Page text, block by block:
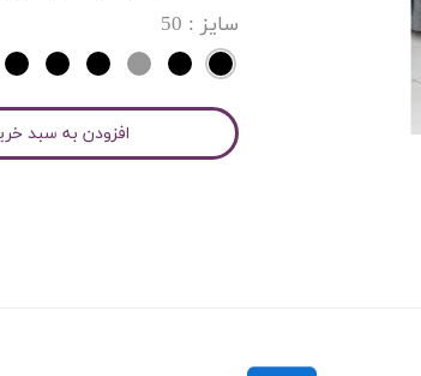
سایز : 50
افزودن به سبد